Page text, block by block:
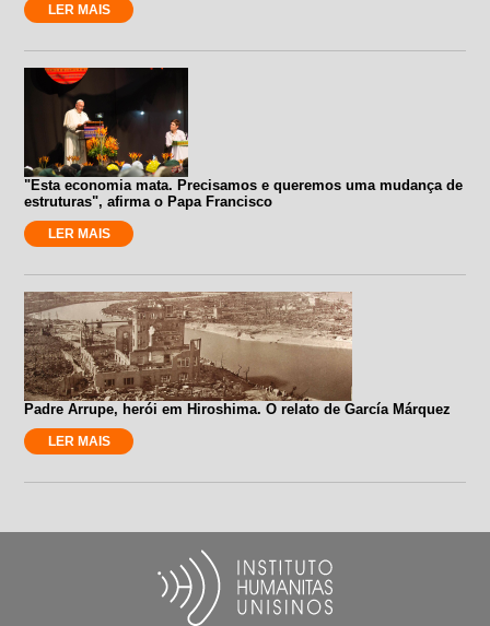
LER MAIS
"Esta economia mata. Precisamos e queremos uma mudança de
estruturas", afirma o Papa Francisco
LER MAIS
Padre Arrupe, herói em Hiroshima. O relato de García Márquez
LER MAIS